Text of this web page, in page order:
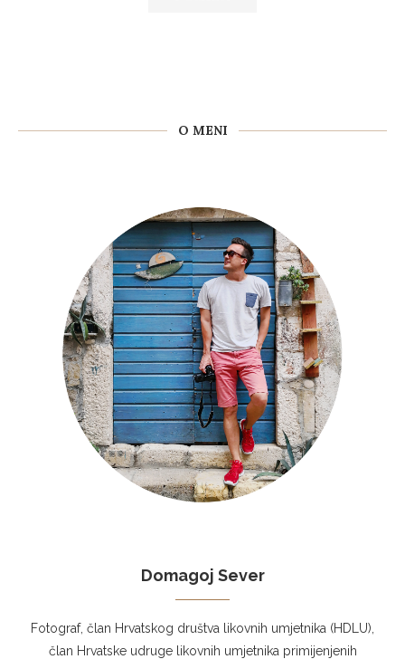
O MENI
Domagoj Sever
Fotograf, član Hrvatskog društva likovnih umjetnika (HDLU),
član Hrvatske udruge likovnih umjetnika primijenjenih